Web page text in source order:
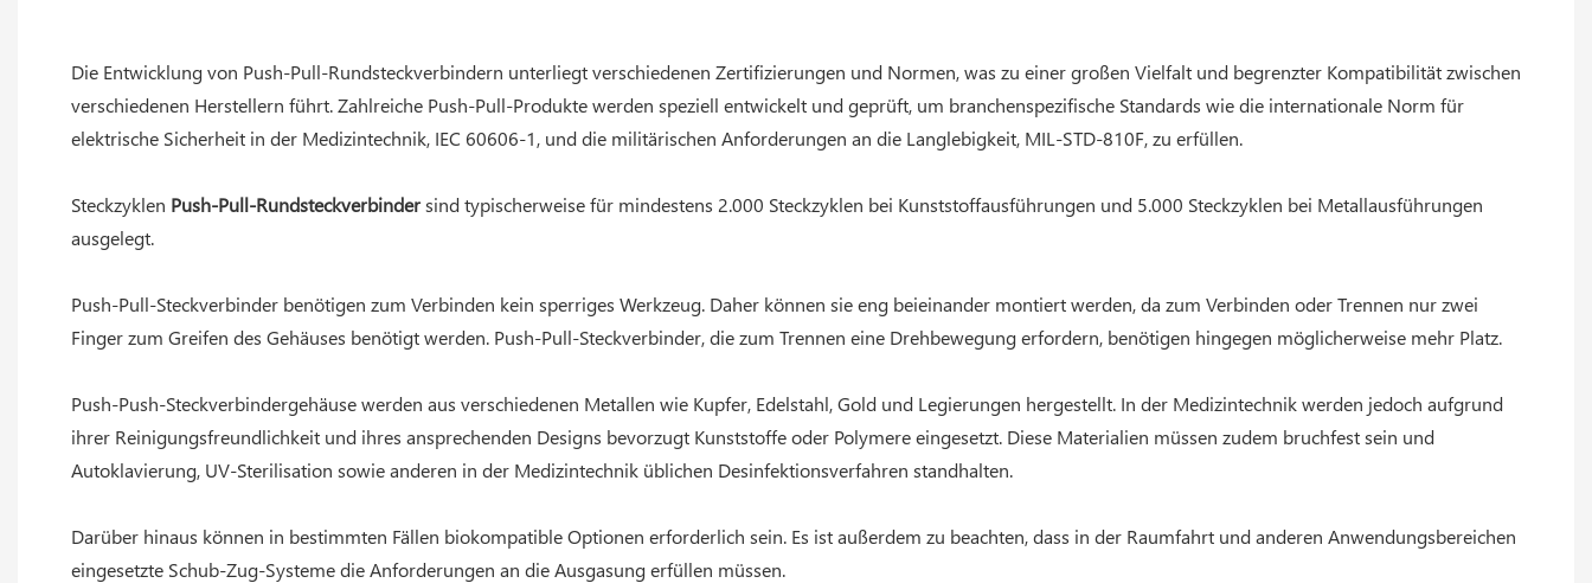
Die Entwicklung von Push-Pull-Rundsteckverbindern unterliegt verschiedenen Zertifizierungen und Normen, was zu einer großen Vielfalt und begrenzter Kompatibilität zwischen
verschiedenen Herstellern führt. Zahlreiche Push-Pull-Produkte werden speziell entwickelt und geprüft, um branchenspezifische Standards wie die internationale Norm für
elektrische Sicherheit in der Medizintechnik, IEC 60606-1, und die militärischen Anforderungen an die Langlebigkeit, MIL-STD-810F, zu erfüllen.
Steckzyklen Push-Pull-Rundsteckverbindersind typischerweise für mindestens 2.000 Steckzyklen bei Kunststoffausführungen und 5.000 Steckzyklen bei Metallausführungen
ausgelegt.
Push-Pull-Steckverbinder benötigen zum Verbinden kein sperriges Werkzeug. Daher können sie eng beieinander montiert werden, da zum Verbinden oder Trennen nur zwei
Finger zum Greifen des Gehäuses benötigt werden. Push-Pull-Steckverbinder, die zum Trennen eine Drehbewegung erfordern, benötigen hingegen möglicherweise mehr Platz.
Push-Push-Steckverbindergehäuse werden aus verschiedenen Metallen wie Kupfer, Edelstahl, Gold und Legierungen hergestellt. In der Medizintechnik werden jedoch aufgrund
ihrer Reinigungsfreundlichkeit und ihres ansprechenden Designs bevorzugt Kunststoffe oder Polymere eingesetzt. Diese Materialien müssen zudem bruchfest sein und
Autoklavierung, UV-Sterilisation sowie anderen in der Medizintechnik üblichen Desinfektionsverfahren standhalten.
Darüber hinaus können in bestimmten Fällen biokompatible Optionen erforderlich sein. Es ist außerdem zu beachten, dass in der Raumfahrt und anderen Anwendungsbereichen
eingesetzte Schub-Zug-Systeme die Anforderungen an die Ausgasung erfüllen müssen.